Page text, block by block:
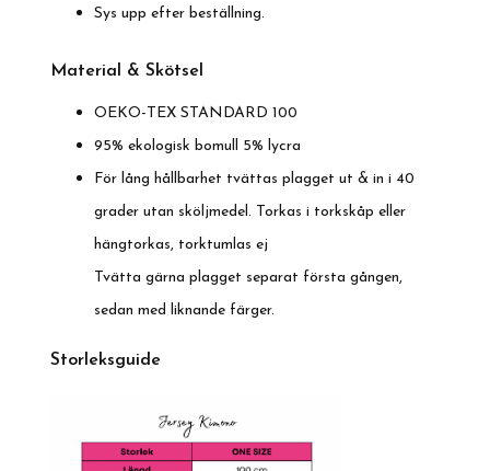
Sys upp efter beställning.
Material & Skötsel
OEKO-TEX STANDARD 100
95% ekologisk bomull 5% lycra
För lång hållbarhet tvättas plagget ut & in i 40
grader utan sköljmedel. Torkas i torkskåp eller
hängtorkas, torktumlas ej
Tvätta gärna plagget separat första gången,
sedan med liknande färger.
Storleksguide